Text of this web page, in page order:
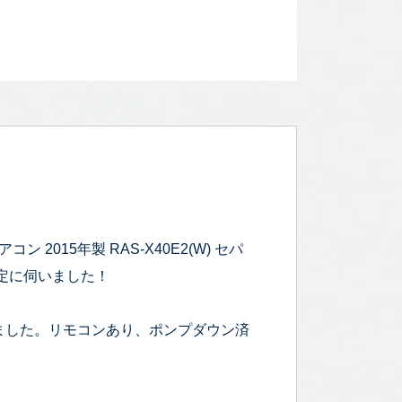
コン 2015年製 RAS-X40E2(W) セパ
伺いました！
た。リモコンあり、ポンプダウン済